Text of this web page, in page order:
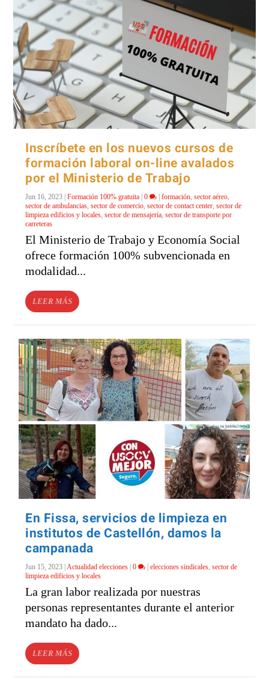
Inscríbete en los nuevos cursos de
formación laboral on-line avalados
por el Ministerio de Trabajo
Jun 16, 2023 |Formación 100% gratuita |0 |formación,sector aéreo,
sector de ambulancias,sector de comercio,sector de contact center,sector de
limpieza edificios y locales,sector de mensajería,sector de transporte por
carreteras
El Ministerio de Trabajo y Economía Social
ofrece formación 100% subvencionada en
modalidad...
LEER MÁS
En Fissa, servicios de limpieza en
institutos de Castellón, damos la
campanada
Jun 15, 2023 |Actualidad elecciones |0 |elecciones sindicales,sector de
limpieza edificios y locales
La gran labor realizada por nuestras
personas representantes durante el anterior
mandato ha dado...
LEER MÁS